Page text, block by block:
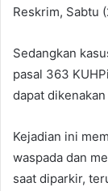
Reskrim, Sabtu
Sedangkan
pasal 363
dapat
Kejadian ini
waspada dan
saat diparkir,